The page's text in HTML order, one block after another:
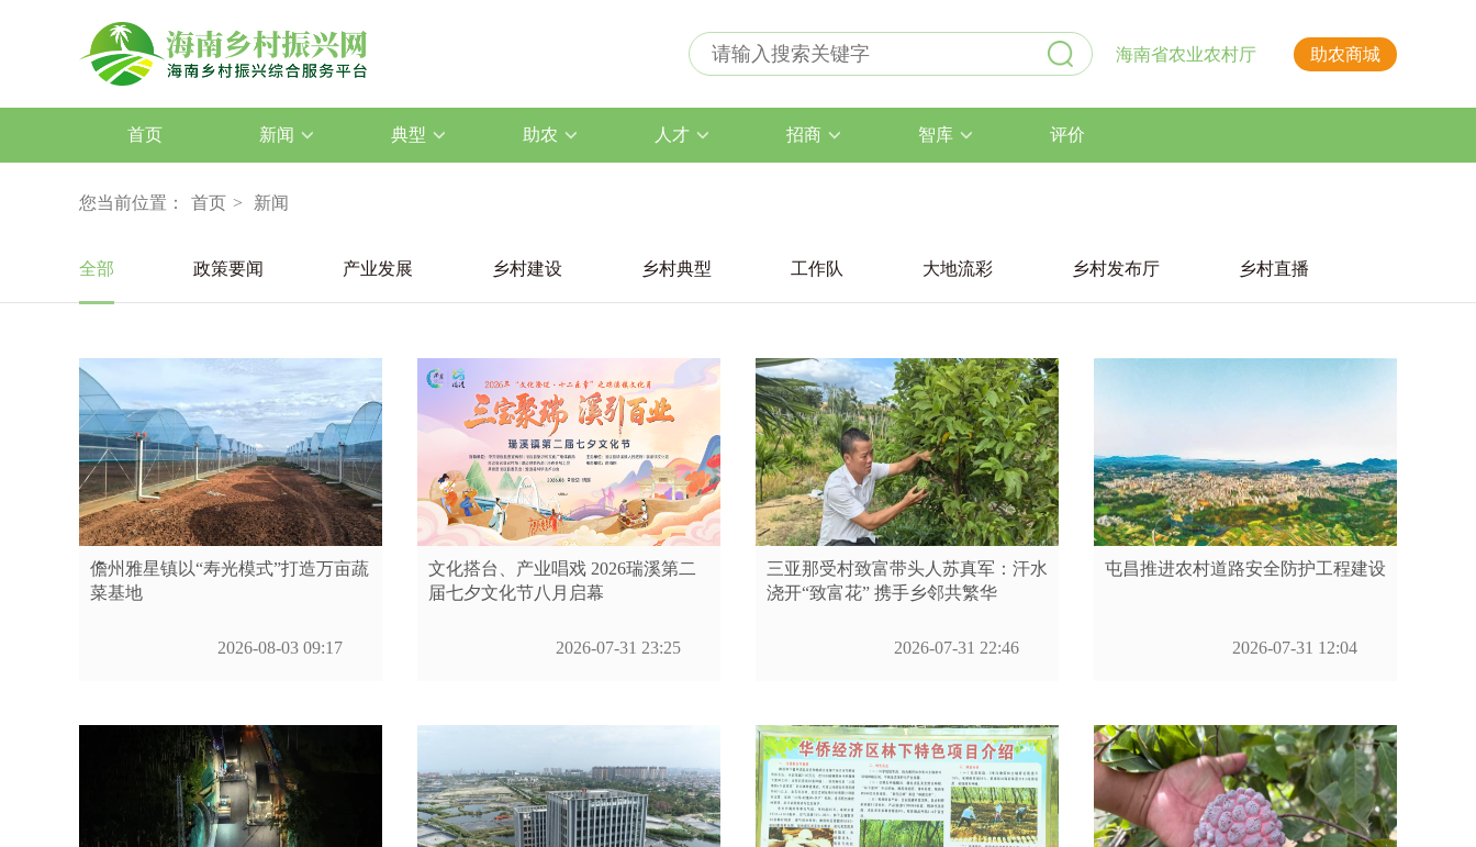
海南省农业农村厅 助农商城
首页 新闻 典型 助农 人才 招商 智库 评价
您当前位置： 首页 > 新闻
全部 政策要闻 产业发展 乡村建设 乡村典型 工作队 大地流彩 乡村发布厅 乡村直播
儋州雅星镇以“寿光模式”打造万亩蔬
菜基地
2026-08-03 09:17
文化搭台、产业唱戏 2026瑞溪第二
届七夕文化节八月启幕
2026-07-31 23:25
三亚那受村致富带头人苏真军：汗水
浇开“致富花” 携手乡邻共繁华
2026-07-31 22:46
屯昌推进农村道路安全防护工程建设
2026-07-31 12:04